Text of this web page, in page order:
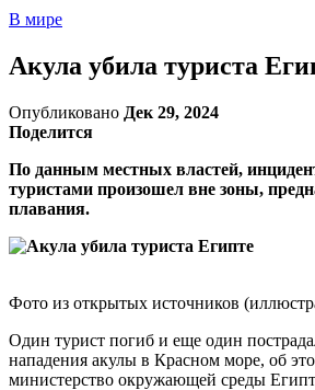
В мире
Акула убила туриста
Опубликовано Дек 29, 2024
Поделится
По данным местных властей,
туристами произошел вне зоны,
плавания.
Фото из открытых источников
Один турист погиб и еще один
нападения акулы в Красном море, об
министерство окружающей среды